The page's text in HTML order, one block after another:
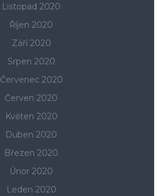
Listopad 2020
Říjen 2020
Září 2020
Srpen 2020
Červenec 2020
Červen 2020
Květen 2020
Duben 2020
Březen 2020
Únor 2020
Leden 2020